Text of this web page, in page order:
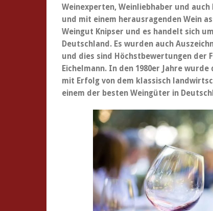
Weinexperten, Weinliebhaber und
und mit einem herausragenden Wein
Weingut Knipser und es handelt sich
Deutschland. Es wurden auch
und dies sind Höchstbewertungen der
Eichelmann. In den 1980er Jahre
mit Erfolg von dem klassisch
einem der besten Weingüter in